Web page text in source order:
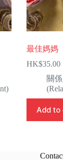
最佳媽媽
HK$35.00
關
Add to